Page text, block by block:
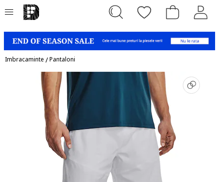
Imbracaminte /Pantaloni